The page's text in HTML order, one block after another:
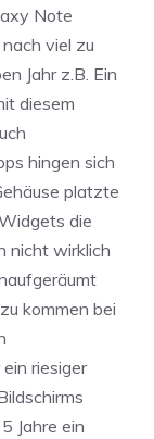
Note
viel zu
Jahr z.B. Ein
diesem
hingen sich
platzte
die
nicht wirklich
kommen bei
riesiger
Jahre ein